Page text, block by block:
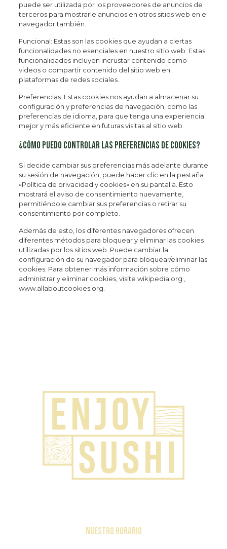
puede ser utilizada por los proveedores de anuncios de
terceros para mostrarle anuncios en otros sitios web en el
navegador también.
Funcional: Estas son las cookies que ayudan a ciertas
funcionalidades no esenciales en nuestro sitio web. Estas
funcionalidades incluyen incrustar contenido como
videos o compartir contenido del sitio web en
plataformas de redes sociales.
Preferencias: Estas cookies nos ayudan a almacenar su
configuración y preferencias de navegación, como las
preferencias de idioma, para que tenga una experiencia
mejor y más eficiente en futuras visitas al sitio web.
¿Cómo puedo controlar las preferencias de cookies?
Si decide cambiar sus preferencias más adelante durante
su sesión de navegación, puede hacer clic en la pestaña
«Política de privacidad y cookies» en su pantalla. Esto
mostrará el aviso de consentimiento nuevamente,
permitiéndole cambiar sus preferencias o retirar su
consentimiento por completo.
Además de esto, los diferentes navegadores ofrecen
diferentes métodos para bloquear y eliminar las cookies
utilizadas por los sitios web. Puede cambiar la
configuración de su navegador para bloquear/eliminar las
cookies. Para obtener más información sobre cómo
administrar y eliminar cookies, visite wikipedia.org ,
www.allaboutcookies.org.
NUESTRO HORARIO